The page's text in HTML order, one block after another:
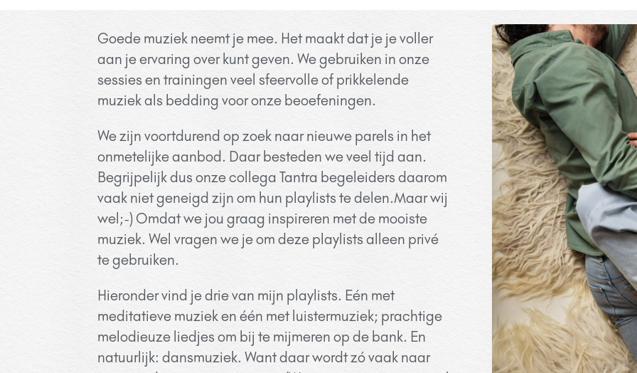
Goede muziek neemt je mee. Het maakt dat je je voller
aan je ervaring over kunt geven. We gebruiken in onze
sessies en trainingen veel sfeervolle of prikkelende
muziek als bedding voor onze beoefeningen.
We zijn voortdurend op zoek naar nieuwe parels in het
onmetelijke aanbod. Daar besteden we veel tijd aan.
Begrijpelijk dus onze collega Tantra begeleiders daarom
vaak niet geneigd zijn om hun playlists te delen.Maar wij
wel;-) Omdat we jou graag inspireren met de mooiste
muziek. Wel vragen we je om deze playlists alleen privé
te gebruiken.
Hieronder vind jedrie van mijn playlists. Eén met
meditatieve muziek en één met luistermuziek; prachtige
melodieuze liedjes om bij te mijmeren op de bank. En
natuurlijk: dansmuziek. Want daar wordt zó vaak naar